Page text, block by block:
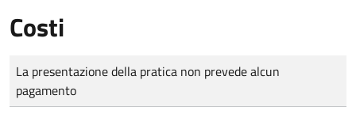
Costi
Tipo di pagamento
Importo
La presentazione della pratica non prevede alcun
pagamento